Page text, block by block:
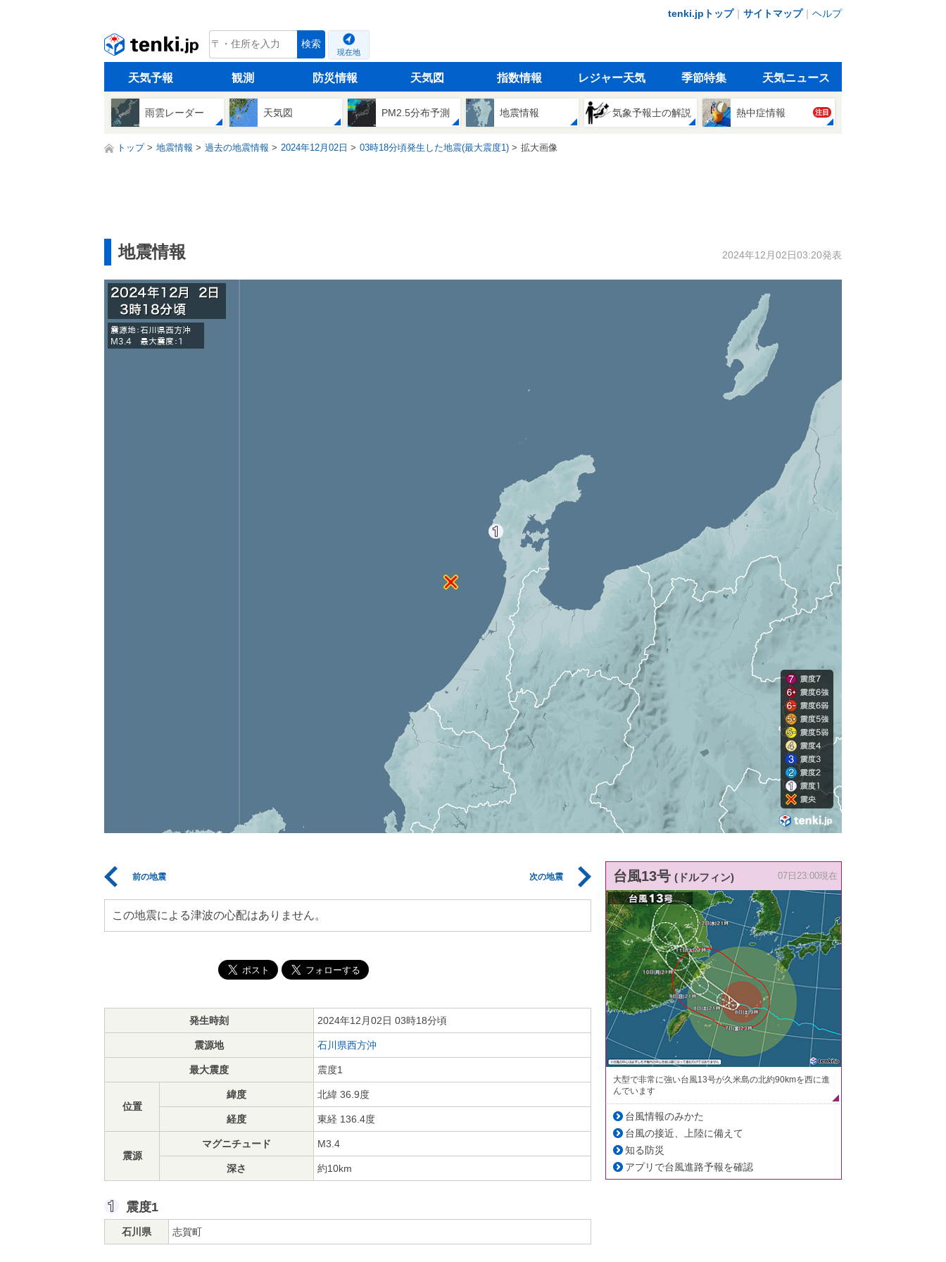
tenki.jpトップ｜ サイトマップ｜ ヘルプ
tenki.jp 検索
現在地
天気予報 観測 防災情報 天気図 指数情報 レジャー天気 季節特集 天気ニュース
雨雲レーダー 天気図 PM2.5分布予測 地震情報 気象予報士の解説 熱中症情報 注目
トップ 地震情報 過去の地震情報 2024年12月02日 03時18分頃発生した地震(最大震度1) 拡大画像
地震情報 2024年12月02日03:20発表
前の地震 次の地震
この地震による津波の心配はありません。
発生時刻 2024年12月02日 03時18分頃
震源地 石川県西方沖
最大震度 震度1
位置
緯度 北緯 36.9度
経度 東経 136.4度
震源
マグニチュード M3.4
深さ 約10km
震度1
石川県 志賀町
台風13号 (ドルフィン) 07日23:00現在
大型で非常に強い台風13号が久米島の北約90kmを西に進
んでいます
台風情報のみかた
台風の接近、上陸に備えて
知る防災
アプリで台風進路予報を確認